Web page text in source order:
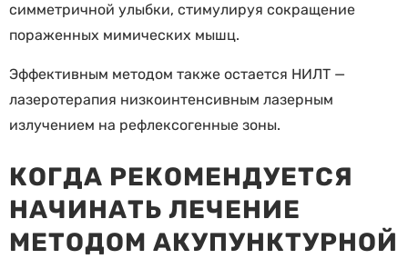
симметричной улыбки, стимулируя сокращение
пораженных мимических мышц.
Эффективным методом также остается НИЛТ —
лазеротерапия низкоинтенсивным лазерным
излучением на рефлексогенные зоны.
КОГДА РЕКОМЕНДУЕТСЯ
НАЧИНАТЬ ЛЕЧЕНИЕ
МЕТОДОМ АКУПУНКТУРНОЙ